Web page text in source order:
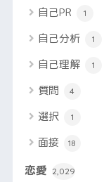
自己PR 1
自己分析 1
自己理解 1
質問 4
選択 1
面接 18
恋愛 2,029